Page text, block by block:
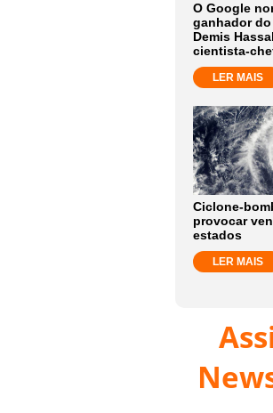
O Google
ganhador do
Demis
cientista-
LER MAIS
Ciclone-
provocar
estados
LER MAIS